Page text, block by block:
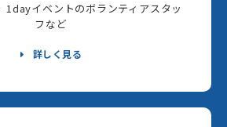
1dayイベントのボランティアスタッ
フなど
詳しく見る